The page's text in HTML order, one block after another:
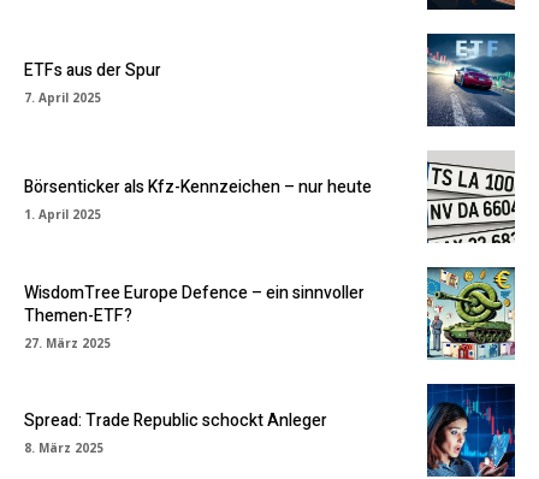
ETFs aus der Spur
7. April 2025
Börsenticker als Kfz-Kennzeichen – nur heute
1. April 2025
WisdomTree Europe Defence – ein sinnvoller
Themen-ETF?
27. März 2025
Spread: Trade Republic schockt Anleger
8. März 2025